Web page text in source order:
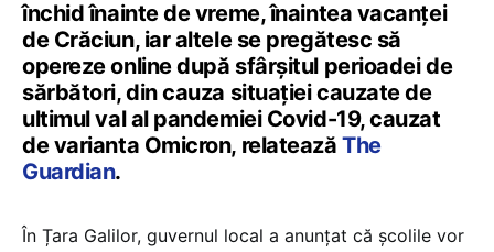
închid înainte de vreme, înaintea vacanței
de Crăciun, iar altele se pregătesc să
opereze online după sfârșitul perioadei de
sărbători, din cauza situației cauzate de
ultimul val al pandemiei Covid-19, cauzat
de varianta Omicron, relateazăThe
Guardian.
În Țara Galilor, guvernul local a anunțat că școlile vor